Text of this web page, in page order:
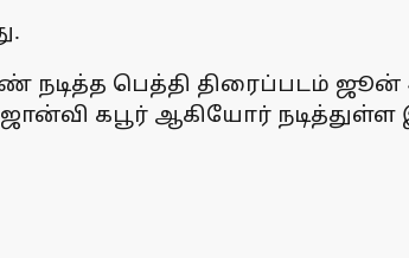
நடித்த பெத்தி திரைப்படம்
கபூர் ஆகியோர்